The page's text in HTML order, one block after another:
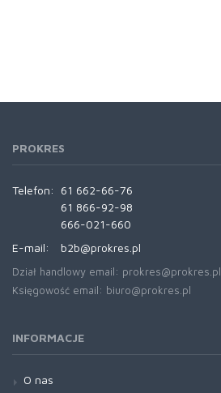
PROKRES
Telefon:
61 662-66-76
61 866-92-98
666-021-660
E-mail:
b2b@prokres.pl
Dział handlowy email: prokres@prokres.pl
Księgowość email: biuro@prokres.pl
INFORMACJE
O nas